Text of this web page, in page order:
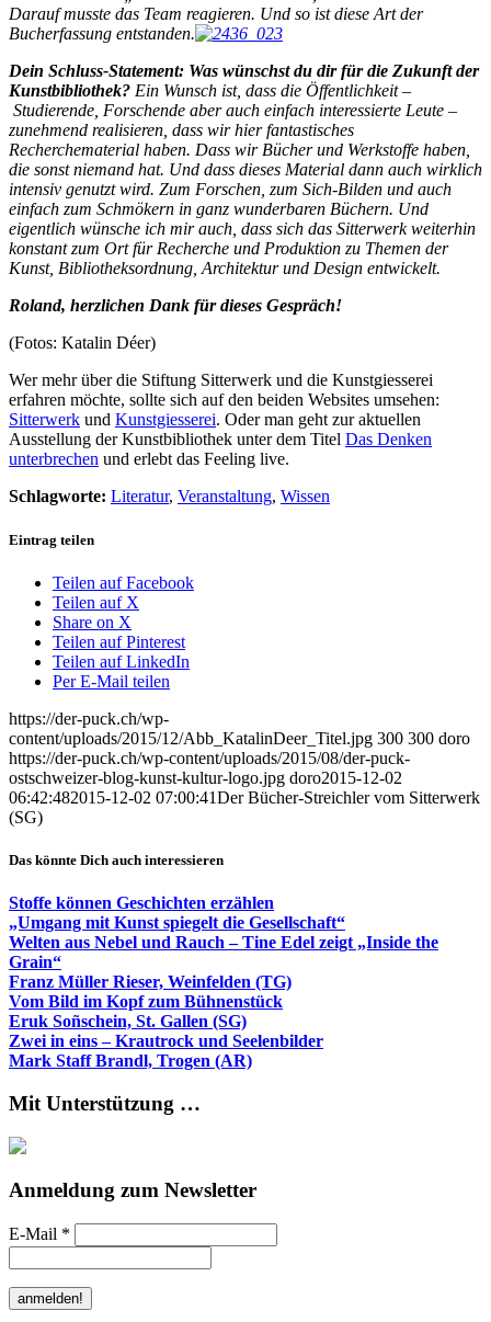
Darauf musste das Team reagieren. Und so ist diese Art der
Bucherfassung entstanden.
Dein Schluss-Statement: Was wünschst du dir für die Zukunft der
Kunstbibliothek? Ein Wunsch ist, dass die Öffentlichkeit –
Studierende, Forschende aber auch einfach interessierte Leute –
zunehmend realisieren, dass wir hier fantastisches
Recherchematerial haben. Dass wir Bücher und Werkstoffe haben,
die sonst niemand hat. Und dass dieses Material dann auch wirklich
intensiv genutzt wird. Zum Forschen, zum Sich-Bilden und auch
einfach zum Schmökern in ganz wunderbaren Büchern. Und
eigentlich wünsche ich mir auch, dass sich das Sitterwerk weiterhin
konstant zum Ort für Recherche und Produktion zu Themen der
Kunst, Bibliotheksordnung, Architektur und Design entwickelt.
Roland, herzlichen Dank für dieses Gespräch!
(Fotos: Katalin Déer)
Wer mehr über die Stiftung Sitterwerk und die Kunstgiesserei
erfahren möchte, sollte sich auf den beiden Websites umsehen:
Sitterwerk und Kunstgiesserei. Oder man geht zur aktuellen
Ausstellung der Kunstbibliothek unter dem Titel Das Denken
unterbrechen und erlebt das Feeling live.
Schlagworte: Literatur, Veranstaltung, Wissen
Eintrag teilen
Teilen auf Facebook
Teilen auf X
Share on X
Teilen auf Pinterest
Teilen auf LinkedIn
Per E-Mail teilen
https://der-puck.ch/wp-
content/uploads/2015/12/Abb_KatalinDeer_Titel.jpg 300 300 doro
https://der-puck.ch/wp-content/uploads/2015/08/der-puck-
ostschweizer-blog-kunst-kultur-logo.jpg doro2015-12-02
06:42:482015-12-02 07:00:41Der Bücher-Streichler vom Sitterwerk
(SG)
Das könnte Dich auch interessieren
Stoffe können Geschichten erzählen
„Umgang mit Kunst spiegelt die Gesellschaft“
Welten aus Nebel und Rauch – Tine Edel zeigt „Inside the
Grain“
Franz Müller Rieser, Weinfelden (TG)
Vom Bild im Kopf zum Bühnenstück
Eruk Soñschein, St. Gallen (SG)
Zwei in eins – Krautrock und Seelenbilder
Mark Staff Brandl, Trogen (AR)
Mit Unterstützung …
Anmeldung zum Newsletter
E-Mail *